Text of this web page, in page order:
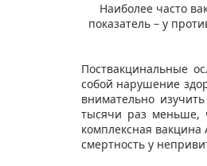
Наиболее часто
показатель – у
Поствакцинальные
собой нарушение
внимательно
тысячи раз меньше,
комплексная
смертность у